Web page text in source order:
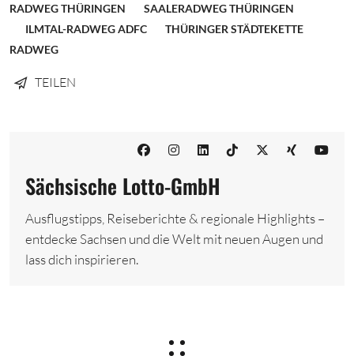
RADWEG THÜRINGEN
SAALERADWEG THÜRINGEN
ILMTAL-RADWEG ADFC
THÜRINGER STÄDTEKETTE
RADWEG
TEILEN
Sächsische Lotto-GmbH
Ausflugstipps, Reiseberichte & regionale Highlights –
entdecke Sachsen und die Welt mit neuen Augen und
lass dich inspirieren.